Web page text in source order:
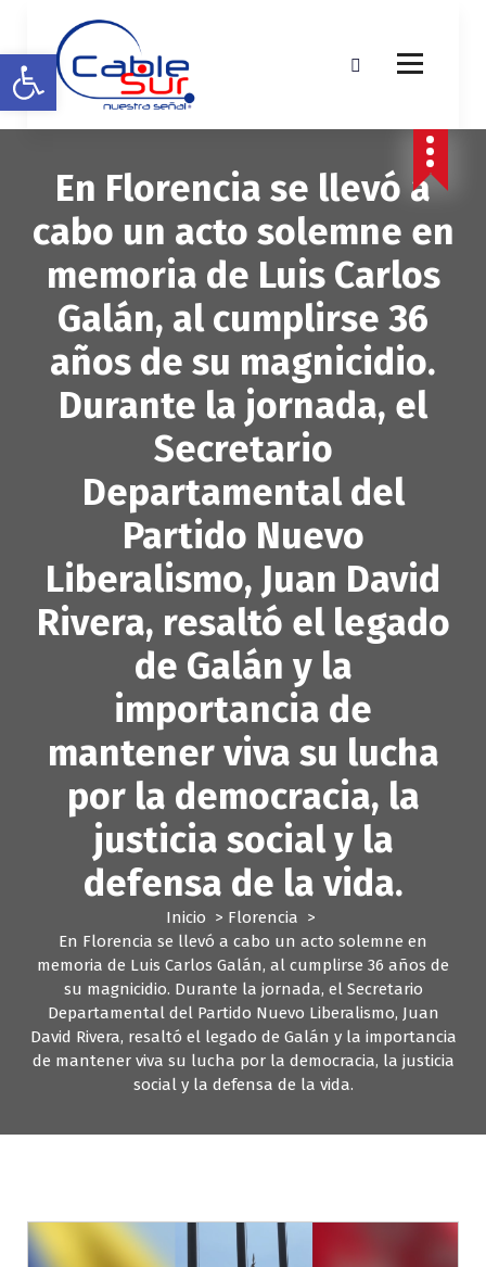
Abrir barra de herramientas
l
a
r
En Florencia se llevó a
cabo un acto solemne en
memoria de Luis Carlos
Galán, al cumplirse 36
años de su magnicidio.
Durante la jornada, el
Secretario
Departamental del
Partido Nuevo
Liberalismo, Juan David
Rivera, resaltó el legado
de Galán y la
importancia de
mantener viva su lucha
por la democracia, la
justicia social y la
defensa de la vida.
Inicio > Florencia >
En Florencia se llevó a cabo un acto solemne en
memoria de Luis Carlos Galán, al cumplirse 36 años de
su magnicidio. Durante la jornada, el Secretario
Departamental del Partido Nuevo Liberalismo, Juan
David Rivera, resaltó el legado de Galán y la importancia
de mantener viva su lucha por la democracia, la justicia
social y la defensa de la vida.